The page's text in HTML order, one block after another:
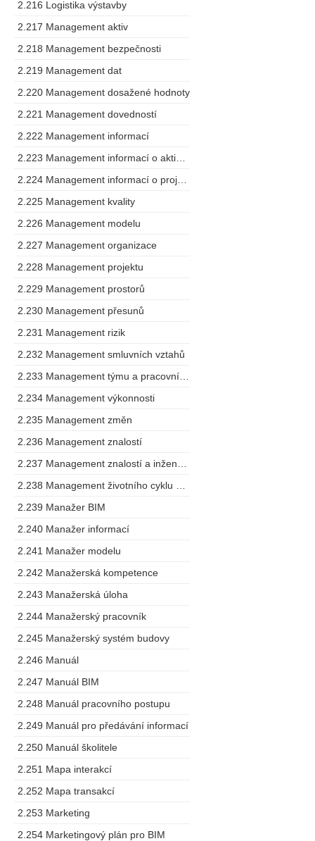
2.216 Logistika výstavby
2.217 Management aktiv
2.218 Management bezpečnosti
2.219 Management dat
2.220 Management dosažené hodnoty
2.221 Management dovedností
2.222 Management informací
2.225 Management kvality
2.226 Management modelu
2.227 Management organizace
2.228 Management projektu
2.229 Management prostorů
2.230 Management přesunů
2.231 Management rizik
2.232 Management smluvních vztahů
2.234 Management výkonnosti
2.235 Management změn
2.236 Management znalostí
2.239 Manažer BIM
2.240 Manažer informací
2.241 Manažer modelu
2.242 Manažerská kompetence
2.243 Manažerská úloha
2.244 Manažerský pracovník
2.245 Manažerský systém budovy
2.246 Manuál
2.247 Manuál BIM
2.248 Manuál pracovního postupu
2.249 Manuál pro předávání informací
2.250 Manuál školitele
2.251 Mapa interakcí
2.252 Mapa transakcí
2.253 Marketing
2.254 Marketingový plán pro BIM